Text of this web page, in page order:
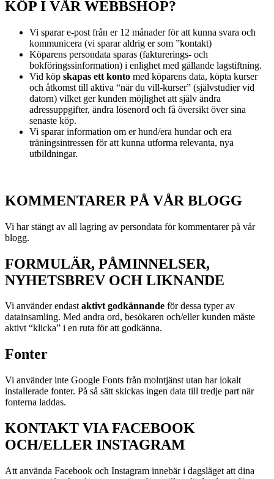
KÖP I VÅR WEBBSHOP?
Vi sparar e-post från er 12 månader för att kunna svara och
kommunicera (vi sparar aldrig er som ”kontakt)
Köparens persondata sparas (fakturerings- och
bokföringssinformation) i enlighet med gällande lagstiftning.
Vid köp skapas ett konto med köparens data, köpta kurser
och åtkomst till aktiva “när du vill-kurser” (självstudier vid
datorn) vilket ger kunden möjlighet att själv ändra
adressuppgifter, ändra lösenord och få översikt över sina
senaste köp.
Vi sparar information om er hund/era hundar och era
träningsintressen för att kunna utforma relevanta, nya
utbildningar.
KOMMENTARER PÅ VÅR BLOGG
Vi har stängt av all lagring av persondata för kommentarer på vår
blogg.
FORMULÄR, PÅMINNELSER,
NYHETSBREV OCH LIKNANDE
Vi använder endastaktivt godkännande för dessa typer av
datainsamling. Med andra ord, besökaren och/eller kunden måste
aktivt “klicka” i en ruta för att godkänna.
Fonter
Vi använder inte Google Fonts från molntjänst utan har lokalt
installerade fonter. På så sätt skickas ingen data till tredje part när
fonterna laddas.
KONTAKT VIA FACEBOOK
OCH/ELLER INSTAGRAM
Att använda Facebook och Instagram innebär i dagsläget att dina